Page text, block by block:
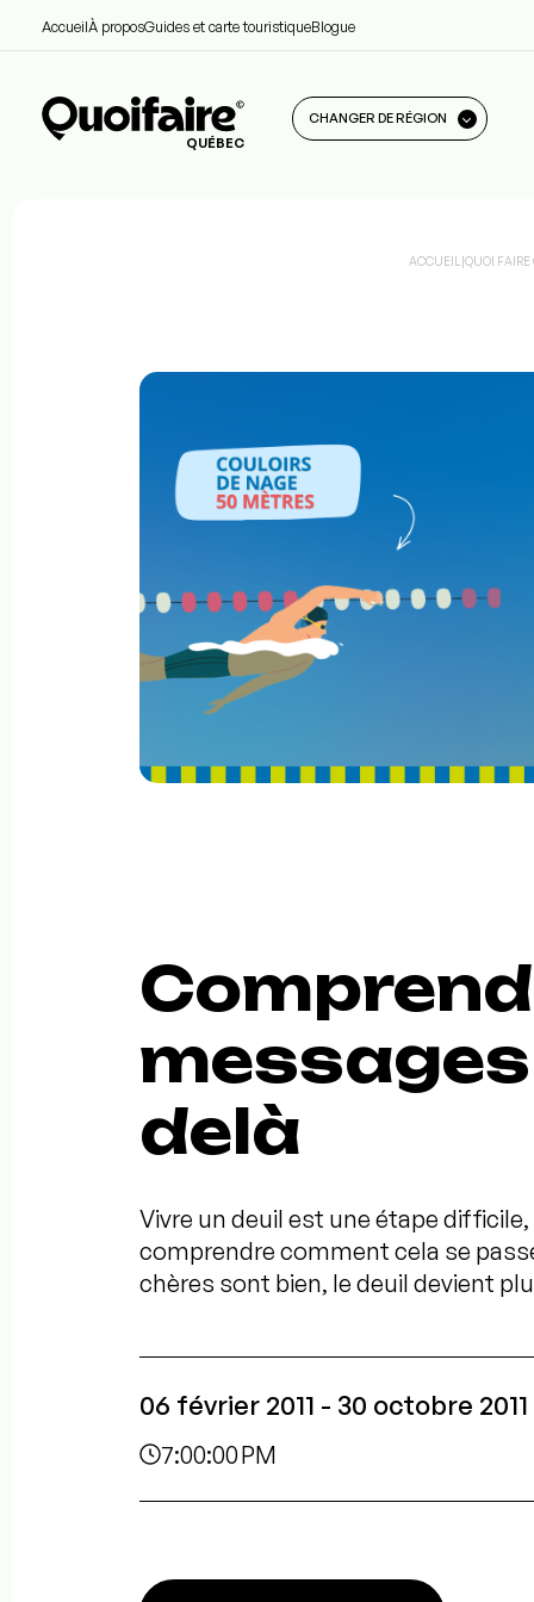
AccueilÀ proposGuides et carte touristiqueBlogue
QUÉBEC
CHANGER DE RÉGION
ACCUEIL |QUOI FAIRE
messages
delà
Vivre un deuil est une étape
comprendre comment cela se
chères sont bien, le deuil devient
06 février 2011 - 30 octobre 2011
7:00:00 PM